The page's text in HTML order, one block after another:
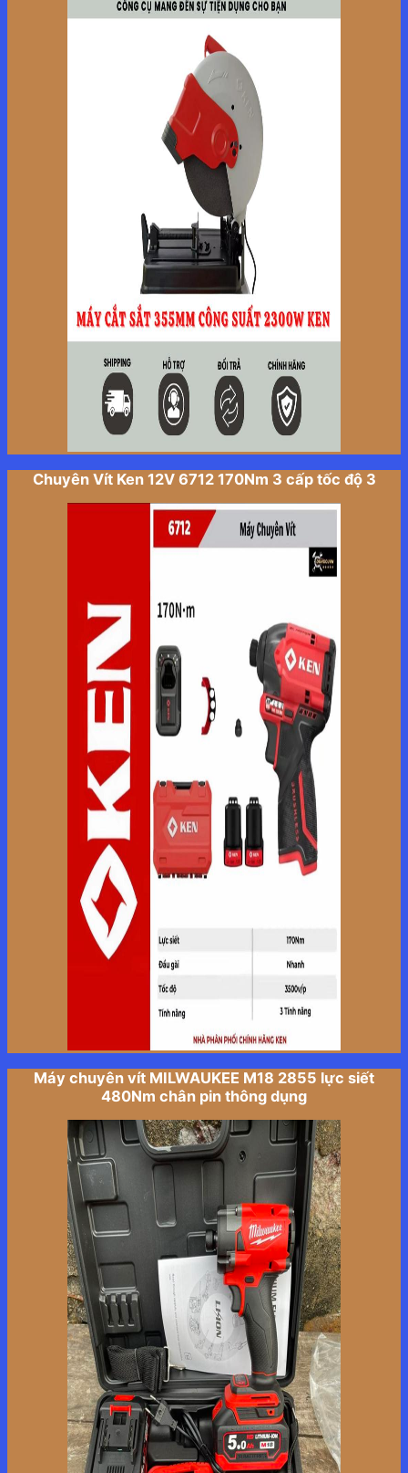
Chuyên Vít Ken 12V 6712 170Nm 3 cấp tốc độ 3
Máy chuyên vít MILWAUKEE M18 2855 lực siết
480Nm chân pin thông dụng